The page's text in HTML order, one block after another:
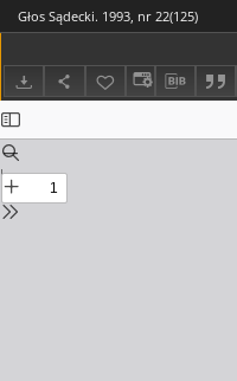
Głos Sądecki. 1993, nr 22(125)